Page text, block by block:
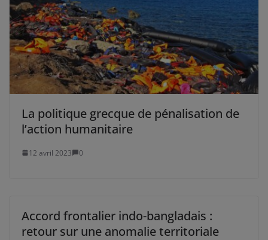
La politique grecque de pénalisation de
l’action humanitaire
12 avril 2023 0
Accord frontalier indo-bangladais :
retour sur une anomalie territoriale